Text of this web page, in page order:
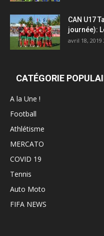
CAN U17
journée):
avril 18, 2019
CATÉGORIE
A la Une !
Football
Athlétisme
MERCATO
COVID 19
Tennis
Auto Moto
FIFA NEWS